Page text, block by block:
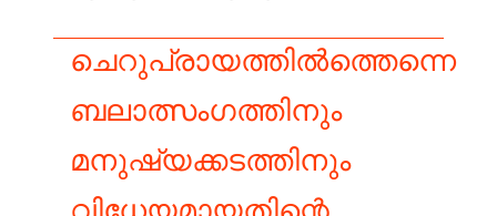
ചെറുപ്രായത്തിൽത്തെന്നെ
ബലാത്സംഗത്തിനും
മനുഷ്യക്കടത്തിനും